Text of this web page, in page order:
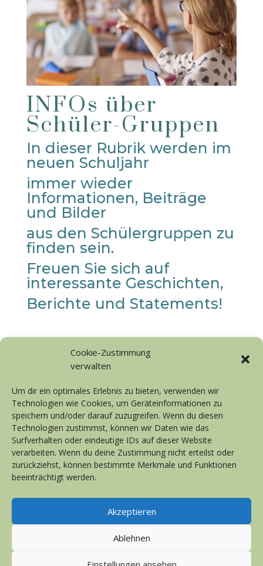
Cookie-Zustimmung
verwalten
Um dir ein optimales Erlebnis zu bieten, verwenden wir
Technologien wie Cookies, um Geräteinformationen zu
speichern und/oder darauf zuzugreifen. Wenn du diesen
Technologien zustimmst, können wir Daten wie das
Surfverhalten oder eindeutige IDs auf dieser Website
verarbeiten. Wenn du deine Zustimmung nicht erteilst oder
zurückziehst, können bestimmte Merkmale und Funktionen
beeinträchtigt werden.
Akzeptieren
Ablehnen
INFOs über
Schüler-Gruppen
In dieser Rubrik werden im
neuen Schuljahr
immer wieder
Informationen, Beiträge
und Bilder
aus den Schülergruppen zu
finden sein.
Freuen Sie sich auf
interessante Geschichten,
Berichte und Statements!
Copyright - Maria-Scholz-Schule 2022